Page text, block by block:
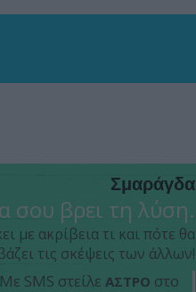
Σμαράγδα
σου βρει τη λύση.
με ακρίβεια τι και πότε θα
τις σκέψεις των άλλων!
Με SMS στείλε ΑΣΤΡΟ στο